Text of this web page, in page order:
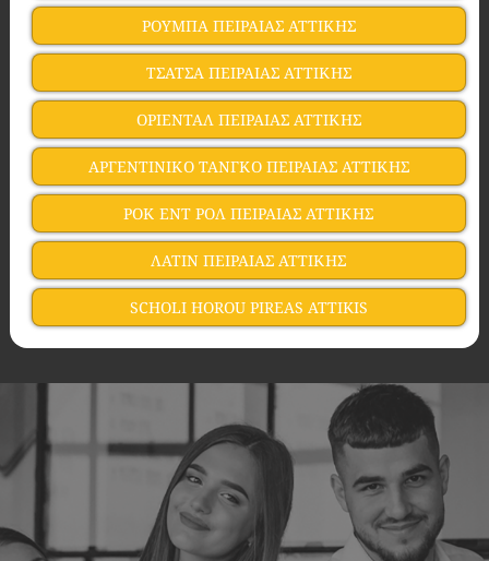
ΡΟΥΜΠΑ ΠΕΙΡΑΙΑΣ ΑΤΤΙΚΗΣ
ΤΣΑΤΣΑ ΠΕΙΡΑΙΑΣ ΑΤΤΙΚΗΣ
ΟΡΙΕΝΤΑΛ ΠΕΙΡΑΙΑΣ ΑΤΤΙΚΗΣ
ΑΡΓΕΝΤΙΝΙΚΟ ΤΑΝΓΚΟ ΠΕΙΡΑΙΑΣ ΑΤΤΙΚΗΣ
ΡΟΚ ΕΝΤ ΡΟΛ ΠΕΙΡΑΙΑΣ ΑΤΤΙΚΗΣ
ΛΑΤΙΝ ΠΕΙΡΑΙΑΣ ΑΤΤΙΚΗΣ
SCHOLI HOROU PIREAS ATTIKIS